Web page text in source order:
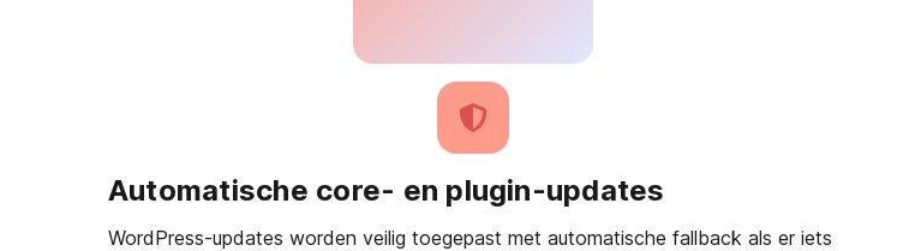
Automatische core- en plugin-updates
WordPress-updates worden veilig toegepast met automatische fallback als er iets